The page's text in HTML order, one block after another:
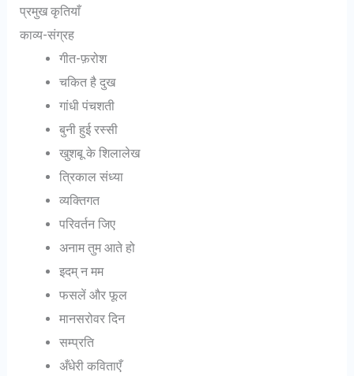
प्रमुख कृतियाँ
काव्य-संग्रह
गीत-फ़रोश
चकित है दुख
गांधी पंचशती
बुनी हुई रस्सी
खुशबू के शिलालेख
त्रिकाल संध्या
व्यक्तिगत
परिवर्तन जिए
अनाम तुम आते हो
इदम् न मम
फसलें और फूल
मानसरोवर दिन
सम्प्रति
अँधेरी कविताएँ